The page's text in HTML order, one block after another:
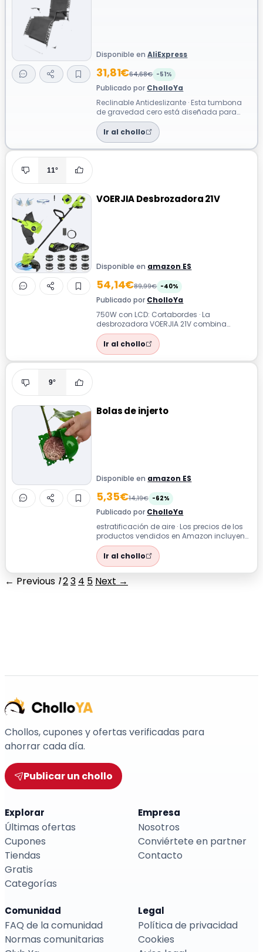
Disponible enAliExpress
31,81€64,68€ -51%
Publicado por CholloYa
Reclinable Antideslizante · Esta tumbona
de gravedad cero está diseñada para
proporcionar una experiencia de relajaci...
Ir al chollo
11°
VOERJIA Desbrozadora 21V
Disponible en amazon ES
54,14€89,99€ -40%
Publicado por CholloYa
750W con LCD: Cortabordes · La
desbrozadora VOERJIA 21V combina
potencia y ligereza para el mantenimiento
eficiente d...
Ir al chollo
9°
Bolas de injerto
Disponible en amazon ES
5,35€14,19€ -62%
Publicado por CholloYa
estratificación de aire · Los precios de los
productos vendidos en Amazon incluyen
el IVA. Dependiendo de tu direcció...
Ir al chollo
← Previous 123 4 5 Next →
Chollos, cupones y ofertas verificadas para
ahorrar cada día.
Publicar un chollo
Explorar
Últimas ofertas
Cupones
Tiendas
Gratis
Categorías
Empresa
Nosotros
Conviértete en partner
Contacto
Comunidad
FAQ de la comunidad
Normas comunitarias
Legal
Política de privacidad
Cookies